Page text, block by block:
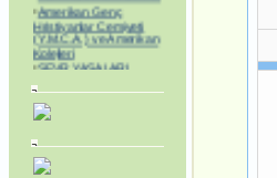
Hristiyanlar Cemiyeti
(Y.M.C.A.) ve Amerikan
Kolejleri
·SEVR YASALARI
MECLİS’TEN
GEÇİRİLEREK
TÜRKİYE YENİ BİR
KURTULUŞ SAVAŞINA
BAŞLAMAK
MECBURİYETİNDE
BIRAKILDI!
·ABD, Alenî Bir Düşman